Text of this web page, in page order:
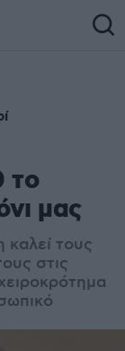
το
μας
τους
στις